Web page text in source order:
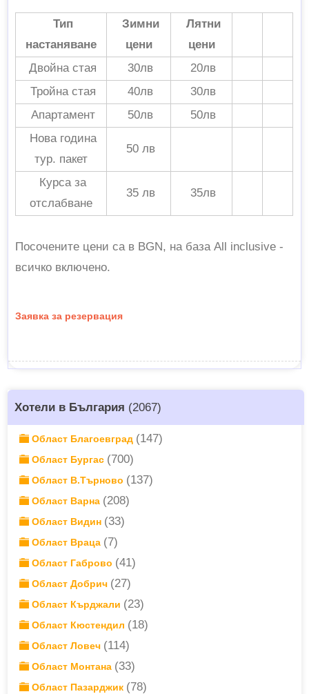
Хотели в България (2067)
Област Благоевград (147)
Област Бургас (700)
Област В.Търново (137)
Област Варна (208)
Област Видин (33)
Област Враца (7)
Област Габрово (41)
Област Добрич (27)
Област Кърджали (23)
Област Кюстендил (18)
Област Ловеч (114)
Област Монтана (33)
Област Пазарджик (78)
Тип
настаняване
Зимни
цени
Лятни
цени
Двойна стая
30лв
20лв
Тройна стая
40лв
30лв
Апартамент
50лв
50лв
Нова година
тур. пакет
50 лв
Курса за
отслабване
35 лв 35лв
Посочените цени са в BGN, на база All inclusive -
всичко включено.
Заявка за резервация